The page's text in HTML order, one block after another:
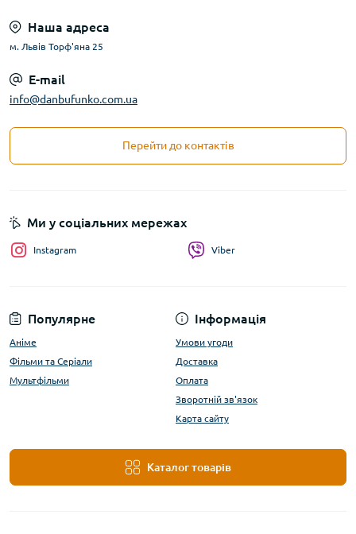
Наша адреса
м. Львів Торф'яна 25
E-mail
info@danbufunko.com.ua
Перейти до контактів
Популярне
Аніме
Фільми та Серіали
Мультфільми
Інформація
Умови угоди
Доставка
Оплата
Зворотній зв'язок
Карта сайту
Каталог товарів
Ми у соціальних мережах
Instagram Viber